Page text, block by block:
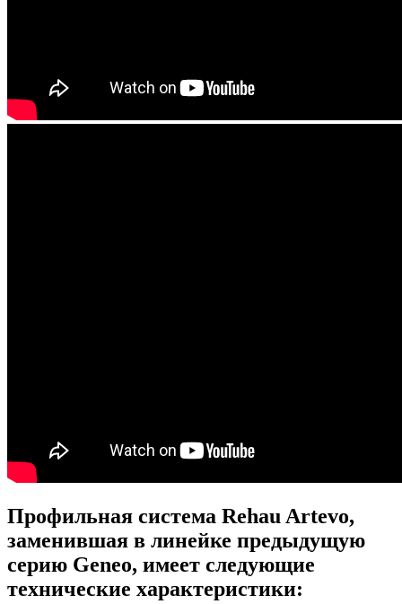
Профильная система Rehau Artevo,
заменившая в линейке предыдущую
серию Geneo, имеет следующие
технические характеристики: